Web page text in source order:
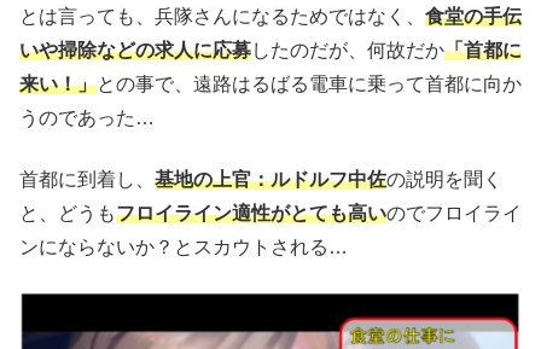
とは言っても、兵隊さんになるためではなく、 食堂の手伝
いや掃除などの求人に応募したのだが、何故だか「首都に
来い！」との事で、遠路はるばる電車に乗って首都に向か
うのであった…
首都に到着し、 基地の上官：ルドルフ中佐の説明を聞く
と、どうもフロイライン適性がとても高いのでフロイライ
ンにならないか？とスカウトされる…